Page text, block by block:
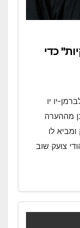
כדי
יו יו
מההערה
לו
צועק שוב